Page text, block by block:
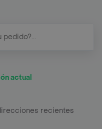
actual
recientes